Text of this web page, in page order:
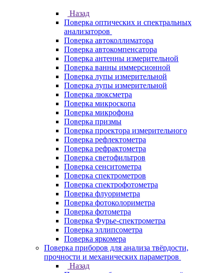
Назад
Поверка оптических и спектральных
анализаторов
Поверка автоколлиматора
Поверка автокомпенсатора
Поверка антенны измерительной
Поверка ванны иммерсионной
Поверка лупы измерительной
Поверка лупы измерительной
Поверка люксметра
Поверка микроскопа
Поверка микрофона
Поверка призмы
Поверка проектора измерительного
Поверка рефлектометра
Поверка рефрактометра
Поверка светофильтров
Поверка сенситометра
Поверка спектрометров
Поверка спектрофотометра
Поверка флуориметра
Поверка фотоколориметра
Поверка фотометра
Поверка Фурье-спектрометра
Поверка эллипсометра
Поверка яркомера
Поверка приборов для анализа твёрдости,
прочности и механических параметров
Назад